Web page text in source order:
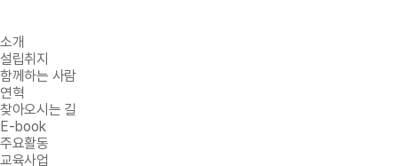
소개
설립취지
함께하는 사람
연혁
찾아오시는 길
E-book
주요활동
교육사업